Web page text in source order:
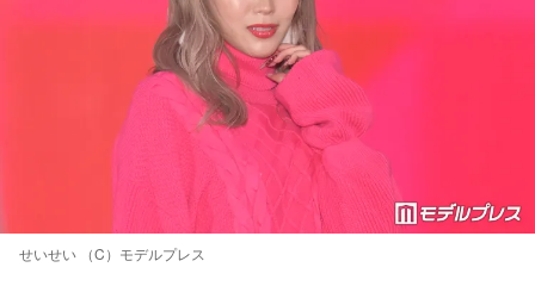
せいせい （C）モデルプレス